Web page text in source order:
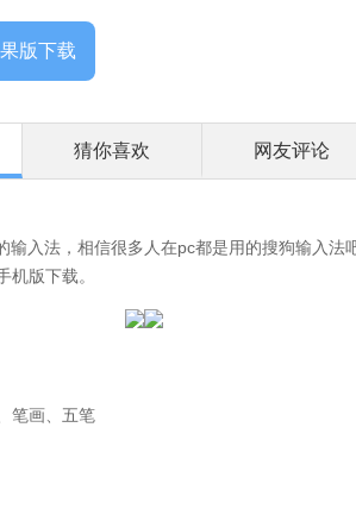
版下载
猜你喜欢 网友评论
入法，相信很多人在pc都是用的搜狗输入法
版下载。
笔画、五笔